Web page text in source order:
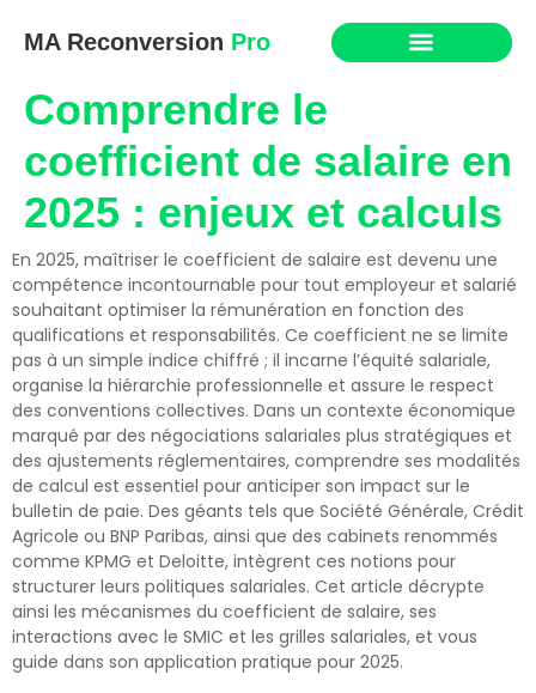
MA Reconversion Pro
Comprendre le
coefficient de salaire en
2025 : enjeux et calculs
En 2025, maîtriser le coefficient de salaire est devenu une
compétence incontournable pour tout employeur et salarié
souhaitant optimiser la rémunération en fonction des
qualifications et responsabilités. Ce coefficient ne se limite
pas à un simple indice chiffré ; il incarne l’équité salariale,
organise la hiérarchie professionnelle et assure le respect
des conventions collectives. Dans un contexte économique
marqué par des négociations salariales plus stratégiques et
des ajustements réglementaires, comprendre ses modalités
de calcul est essentiel pour anticiper son impact sur le
bulletin de paie. Des géants tels que Société Générale, Crédit
Agricole ou BNP Paribas, ainsi que des cabinets renommés
comme KPMG et Deloitte, intègrent ces notions pour
structurer leurs politiques salariales. Cet article décrypte
ainsi les mécanismes du coefficient de salaire, ses
interactions avec le SMIC et les grilles salariales, et vous
guide dans son application pratique pour 2025.